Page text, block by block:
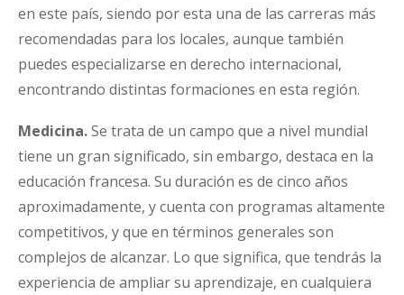
en este país, siendo por esta una de las carreras más
recomendadas para los locales, aunque también
puedes especializarse en derecho internacional,
encontrando distintas formaciones en esta región.
Medicina.Se trata de un campo que a nivel mundial
tiene un gran significado, sin embargo, destaca en la
educación francesa. Su duración es de cinco años
aproximadamente, y cuenta con programas altamente
competitivos, y que en términos generales son
complejos de alcanzar. Lo que significa, que tendrás la
experiencia de ampliar su aprendizaje, en cualquiera